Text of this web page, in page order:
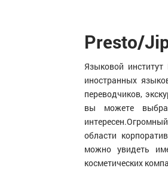
Presto/
Языковой
иностранных
переводчиков,
вы можете
области
можно увидеть
косметических